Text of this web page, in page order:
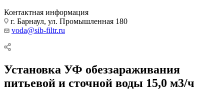
Контактная информация
г. Барнаул, ул. Промышленная 180
voda@sib-filtr.ru
Установка УФ обеззараживания
питьевой и сточной воды 15,0 м3/ч